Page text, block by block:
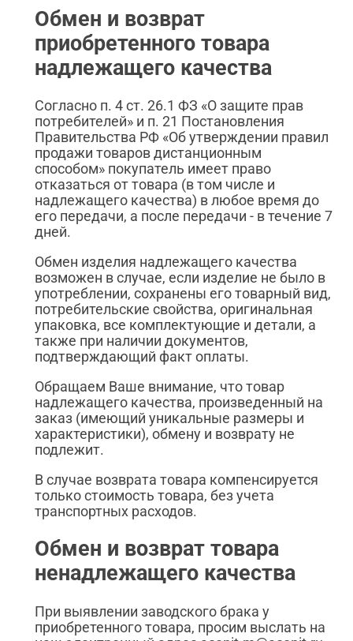
Обмен и возврат
приобретенного товара
надлежащего качества
Согласно п. 4 ст. 26.1 ФЗ «О защите прав
потребителей» и п. 21 Постановления
Правительства РФ «Об утверждении правил
продажи товаров дистанционным
способом» покупатель имеет право
отказаться от товара (в том числе и
надлежащего качества) в любое время до
его передачи, а после передачи - в течение 7
дней.
Обмен изделия надлежащего качества
возможен в случае, если изделие не было в
употреблении, сохранены его товарный вид,
потребительские свойства, оригинальная
упаковка, все комплектующие и детали, а
также при наличии документов,
подтверждающий факт оплаты.
Обращаем Ваше внимание, что товар
надлежащего качества, произведенный на
заказ (имеющий уникальные размеры и
характеристики), обмену и возврату не
подлежит.
В случае возврата товара компенсируется
только стоимость товара, без учета
транспортных расходов.
Обмен и возврат товара
ненадлежащего качества
При выявлении заводского брака у
приобретенного товара, просим выслать на